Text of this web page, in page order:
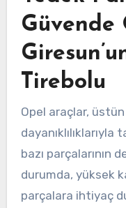
Güvende
Tirebolu
Opel araçlar,
dayanıklılıklarıyla
bazı parçalarının
durumda, yüksek
parçalara ihtiyaç